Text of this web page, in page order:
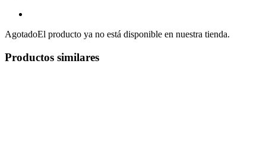
AgotadoEl producto ya no está disponible en nuestra tienda.
Productos similares